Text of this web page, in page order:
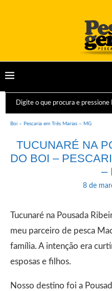
Boi – Pescaria em Três Marias – MG
TUCUNARÉ NA
DO BOI –
–
8 de
Tucunaré na Pousada
meu parceiro de pesca
família. A intenção era
esposas e filhos.
Nosso destino foi a